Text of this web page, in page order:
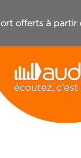
offerts à partir